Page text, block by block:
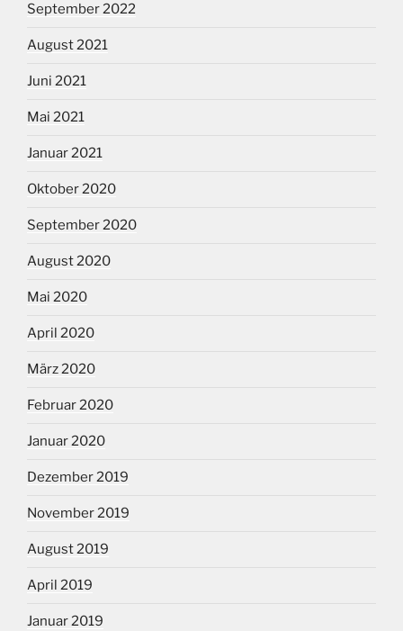
September 2022
August 2021
Juni 2021
Mai 2021
Januar 2021
Oktober 2020
September 2020
August 2020
Mai 2020
April 2020
März 2020
Februar 2020
Januar 2020
Dezember 2019
November 2019
August 2019
April 2019
Januar 2019